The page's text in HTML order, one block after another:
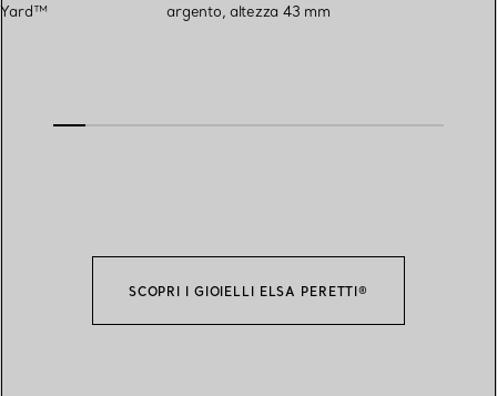
argento, altezza 43 mm
SCOPRI I GIOIELLI ELSA PERETTI®